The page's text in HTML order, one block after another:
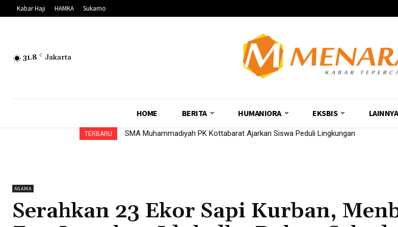
Kabar Haji HAMKA Sukarno
31.8 C Jakarta
HOME BERITA HUMANIORA EKSBIS LAINNYA
TERBARU SMA Muhammadiyah PK Kottabarat Ajarkan Siswa Peduli Lingkungan
AGAMA
Serahkan 23 Ekor Sapi Kurban,